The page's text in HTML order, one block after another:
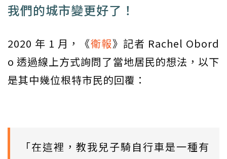
我們的城市變更好了！
2020 年 1 月，《衛報》記者 Rachel Obord
o 透過線上方式詢問了當地居民的想法，以下
是其中幾位根特市民的回覆：
「在這裡，教我兒子騎自行車是一種有